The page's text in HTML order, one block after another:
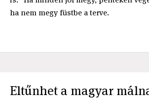
ha nem megy füstbe a terve.
Eltűnhet a magyar